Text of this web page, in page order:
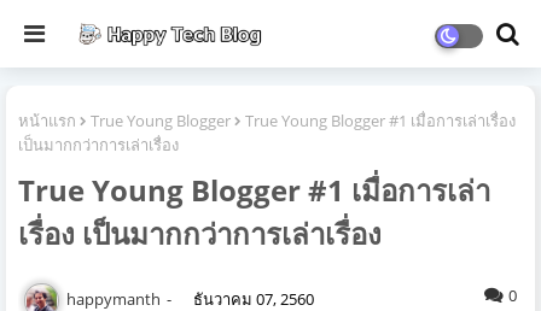
หน้าแรก True Young Blogger
True Young Blogger #1 เมื่อการเล่าเรื่อง
เป็นมากกว่าการเล่าเรื่อง
True Young Blogger #1 เมื่อการเล่า
เรื่อง เป็นมากกว่าการเล่าเรื่อง
happymanth ธันวาคม 07, 2560 0